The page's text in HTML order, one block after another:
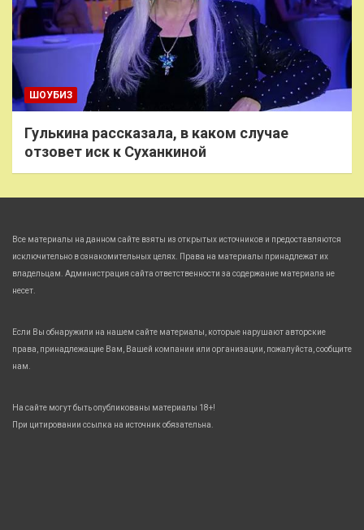
ШОУБИЗ
Гулькина рассказала, в каком случае
отзовет иск к Суханкиной
Все материалы на данном сайте взяты из открытых источников и предоставляются
исключительно в ознакомительных целях. Права на материалы принадлежат их
владельцам. Администрация сайта ответственности за содержание материала не
несет.
Если Вы обнаружили на нашем сайте материалы, которые нарушают авторские
права, принадлежащие Вам, Вашей компании или организации, пожалуйста, сообщите
нам.
На сайте могут быть опубликованы материалы 18+!
При цитировании ссылка на источник обязательна.